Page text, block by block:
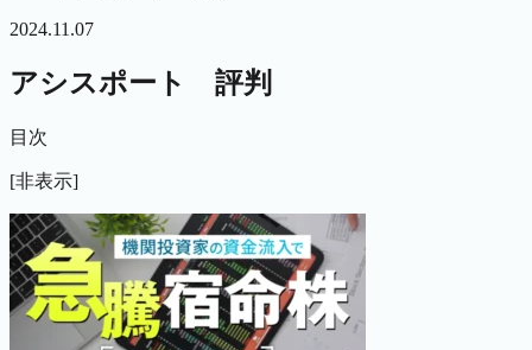
2024.11.07
アシスポート 評判
目次
[非表示]